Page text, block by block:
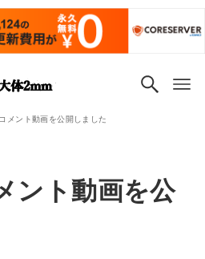
メント動画を公開しました
ント動画を公